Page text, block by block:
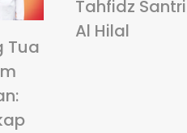
Tua
Tahfidz
Al Hilal